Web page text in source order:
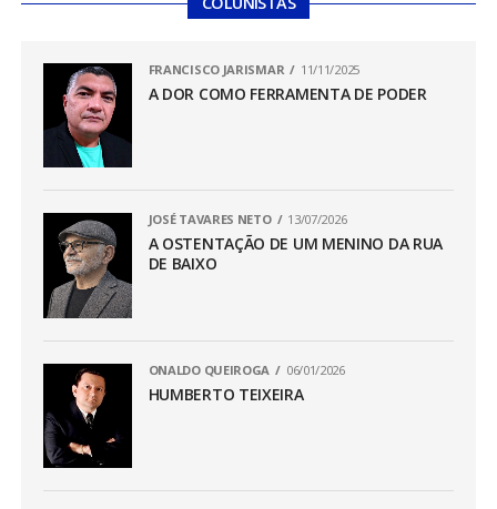
FRANCISCO JARISMAR 11/11/2025
A DOR COMO FERRAMENTA DE PODER
JOSÉ TAVARES NETO 13/07/2026
A OSTENTAÇÃO DE UM MENINO DA RUA
DE BAIXO
ONALDO QUEIROGA 06/01/2026
HUMBERTO TEIXEIRA